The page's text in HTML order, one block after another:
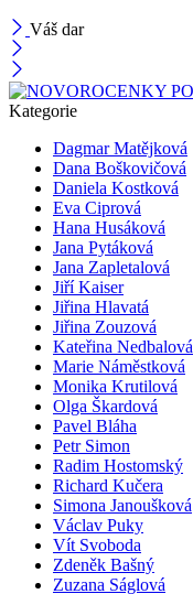
Váš dar
Kategorie
Dagmar Matějková
Dana Boškovičová
Daniela Kostková
Eva Ciprová
Hana Husáková
Jana Pytáková
Jana Zapletalová
Jiří Kaiser
Jiřina Hlavatá
Jiřina Zouzová
Kateřina Nedbalová
Marie Náměstková
Monika Krutilová
Olga Škardová
Pavel Bláha
Petr Simon
Radim Hostomský
Richard Kučera
Simona Janoušková
Václav Puky
Vít Svoboda
Zdeněk Bašný
Zuzana Ságlová